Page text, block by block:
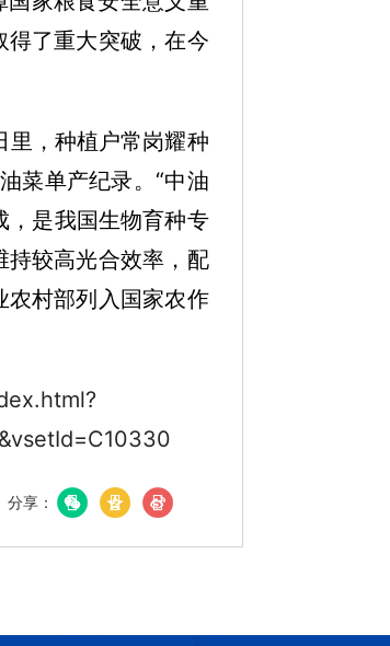
了重大突破，在今
，种植户常岗耀种
菜单产纪录。“中油
，是我国生物育种专
持较高光合效率，配
农村部列入国家农作
分享：